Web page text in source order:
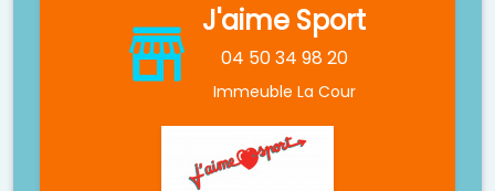
J'aime Sport
04 50 34 98 20
Immeuble La Cour